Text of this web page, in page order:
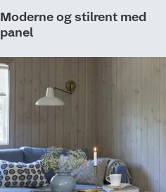
Moderne og stilrent med
panel